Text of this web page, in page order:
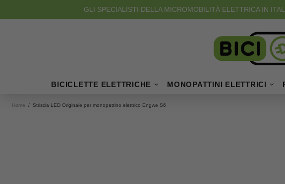
GLI SPECIALISTI DELLA MICROMOBILITÀ ELETTRICA IN
BICICLETTE ELETTRICHE MONOPATTINI ELETTRICI
Home Striscia LED Originale per monopattino elettrico Engwe S6